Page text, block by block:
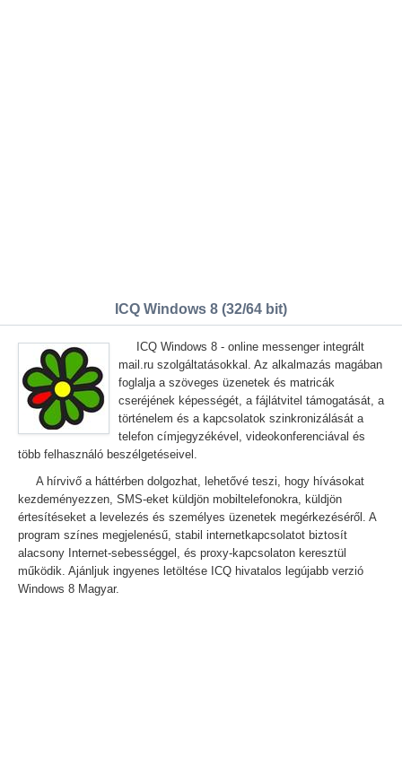
ICQ Windows 8 (32/64 bit)
ICQ Windows 8 - online messenger integrált
mail.ru szolgáltatásokkal. Az alkalmazás magában
foglalja a szöveges üzenetek és matricák
cseréjének képességét, a fájlátvitel támogatását, a
történelem és a kapcsolatok szinkronizálását a
telefon címjegyzékével, videokonferenciával és
több felhasználó beszélgetéseivel.
A hírvivő a háttérben dolgozhat, lehetővé teszi, hogy hívásokat
kezdeményezzen, SMS-eket küldjön mobiltelefonokra, küldjön
értesítéseket a levelezés és személyes üzenetek megérkezéséről. A
program színes megjelenésű, stabil internetkapcsolatot biztosít
alacsony Internet-sebességgel, és proxy-kapcsolaton keresztül
működik. Ajánljuk ingyenes letöltése ICQ hivatalos legújabb verzió
Windows 8 Magyar.